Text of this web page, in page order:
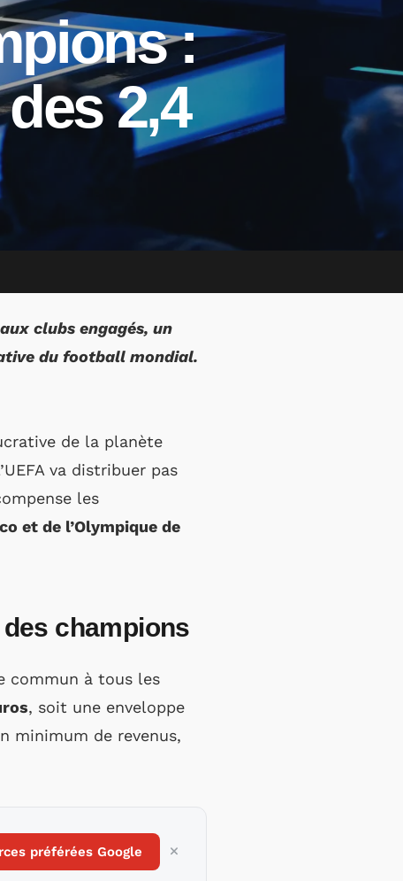
:
2,4
clubs engagés, un
du football mondial.
de la planète
va distribuer pas
les
et de l’Olympique de
champions
commun à tous les
, soit une enveloppe
minimum de revenus,
préférées Google